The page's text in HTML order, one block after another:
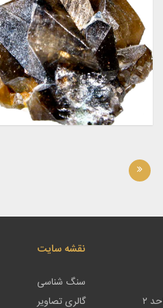
نقشه سایت
سنگ شناسی
گالری تصاویر